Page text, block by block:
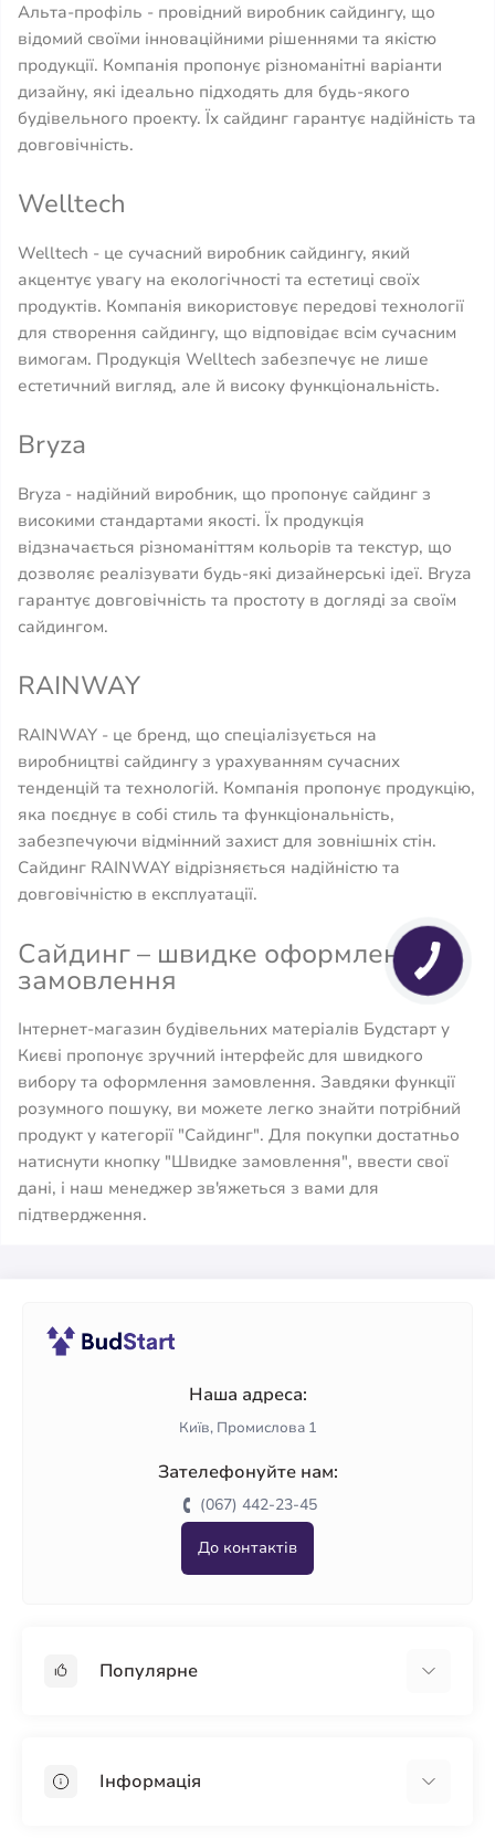
Альта-профіль - провідний виробник сайдингу, що
відомий своїми інноваційними рішеннями та якістю
продукції. Компанія пропонує різноманітні варіанти
дизайну, які ідеально підходять для будь-якого
будівельного проекту. Їх сайдинг гарантує надійність та
довговічність.
Welltech
Welltech - це сучасний виробник сайдингу, який
акцентує увагу на екологічності та естетиці своїх
продуктів. Компанія використовує передові технології
для створення сайдингу, що відповідає всім сучасним
вимогам. Продукція Welltech забезпечує не лише
естетичний вигляд, але й високу функціональність.
Bryza
Bryza - надійний виробник, що пропонує сайдинг з
високими стандартами якості. Їх продукція
відзначається різноманіттям кольорів та текстур, що
дозволяє реалізувати будь-які дизайнерські ідеї. Bryza
гарантує довговічність та простоту в догляді за своїм
сайдингом.
RAINWAY
RAINWAY - це бренд, що спеціалізується на
виробництві сайдингу з урахуванням сучасних
тенденцій та технологій. Компанія пропонує продукцію,
яка поєднує в собі стиль та функціональність,
забезпечуючи відмінний захист для зовнішніх стін.
Сайдинг RAINWAY відрізняється надійністю та
довговічністю в експлуатації.
Сайдинг – швидке оформлення
замовлення
Інтернет-магазин будівельних матеріалів Будстарт у
Києві пропонує зручний інтерфейс для швидкого
вибору та оформлення замовлення. Завдяки функції
розумного пошуку, ви можете легко знайти потрібний
продукт у категорії "Сайдинг". Для покупки достатньо
натиснути кнопку "Швидке замовлення", ввести свої
дані, і наш менеджер зв'яжеться з вами для
підтвердження.
Наша адреса:
Київ, Промислова 1
Зателефонуйте нам:
(067) 442-23-45
До контактів
Популярне
ПінопластІнформація